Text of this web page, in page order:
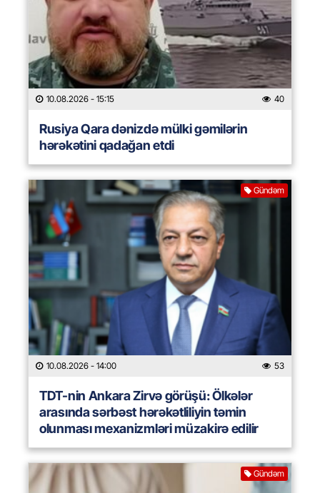
10.08.2026 - 15:15 40
Rusiya Qara dənizdə mülki gəmilərin
hərəkətini qadağan etdi
Gündəm
10.08.2026 - 14:00 53
TDT-nin Ankara Zirvə görüşü: Ölkələr
arasında sərbəst hərəkətliliyin təmin
olunması mexanizmləri müzakirə edilir
Gündəm